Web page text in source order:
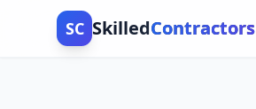
SC SkilledContractors